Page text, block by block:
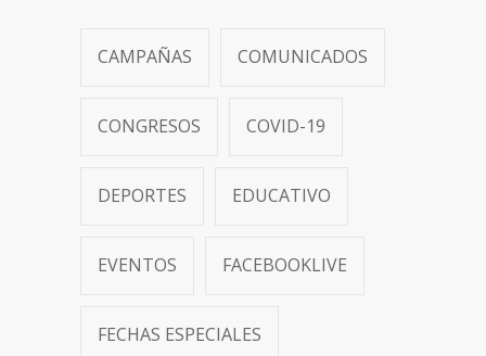
CAMPAÑAS COMUNICADOS
CONGRESOS COVID-19
DEPORTES EDUCATIVO
EVENTOS FACEBOOKLIVE
FECHAS ESPECIALES